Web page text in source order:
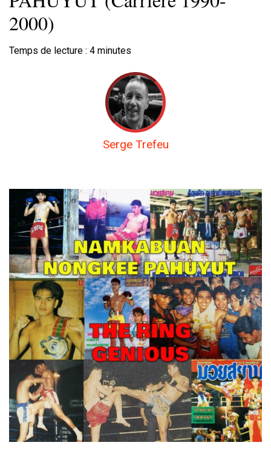
2000)
Temps de lecture : 4 minutes
Serge Trefeu